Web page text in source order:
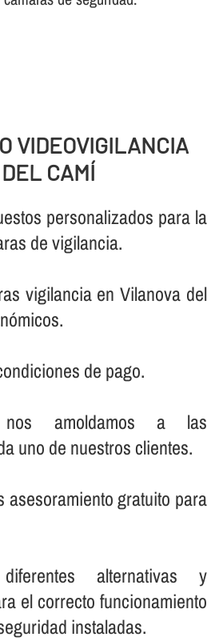
VIDEOVIGILANCIA
CAMÍ
personalizados para la
de vigilancia.
vigilancia en Vilanova del
de pago.
amoldamos a las
uno de nuestros clientes.
asesoramiento gratuito para
alternativas y
el correcto funcionamiento
instaladas.